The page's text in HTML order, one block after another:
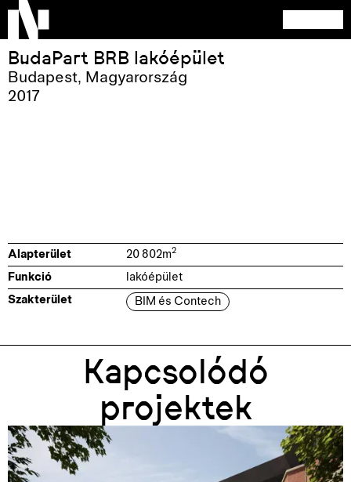
BudaPart BRB lakóépület
Budapest, Magyarország
2017
Alapterület 20 802m2
Funkció lakóépület
Szakterület BIM és Contech
Kapcsolódó
projektek